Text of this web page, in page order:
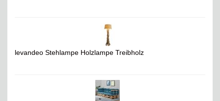
levandeo Stehlampe Holzlampe Treibholz